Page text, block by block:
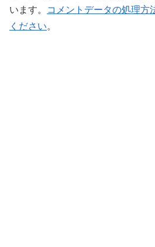
います。
コメントデータの処理方
ください。